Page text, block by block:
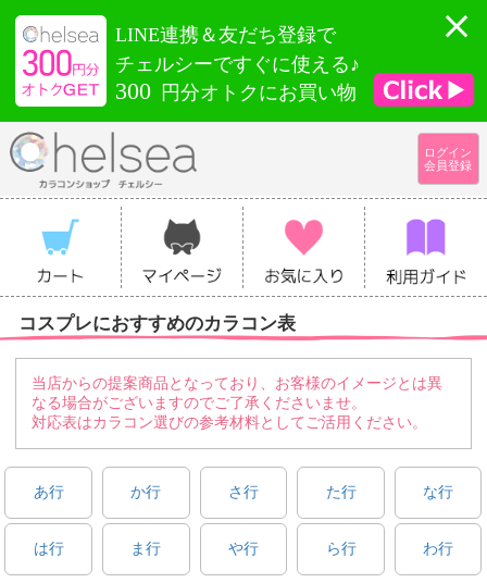
LINE連携＆友だち登録で
チェルシーですぐに使える♪
300 円分オトクにお買い物
ログイン
会員登録
コスプレにおすすめのカラコン表
当店からの提案商品となっており、お客様のイメージとは異
なる場合がございますのでご了承くださいませ。
対応表はカラコン選びの参考材料としてご活用ください。
あ行 か行 さ行 た行 な行
は行 ま行 や行 ら行 わ行